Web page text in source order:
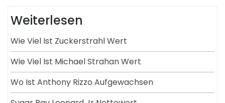
Weiterlesen
Wie Viel Ist Zuckerstrahl Wert
Wie Viel Ist Michael Strahan Wert
Wo Ist Anthony Rizzo Aufgewachsen